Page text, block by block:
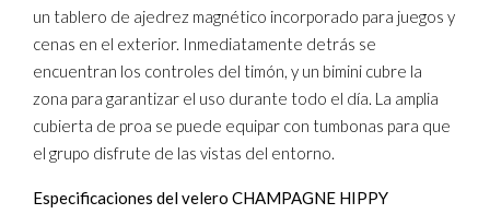
un tablero de ajedrez magnético incorporado para juegos y
cenas en el exterior. Inmediatamente detrás se
encuentran los controles del timón, y un bimini cubre la
zona para garantizar el uso durante todo el día. La amplia
cubierta de proa se puede equipar con tumbonas para que
el grupo disfrute de las vistas del entorno.
Especificaciones del velero CHAMPAGNE HIPPY